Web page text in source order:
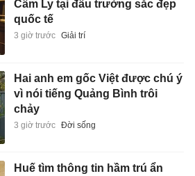
Cẩm Ly tại đấu trường sắc đẹp
quốc tế
3 giờ trước Giải trí
Hai anh em gốc Việt được chú ý
vì nói tiếng Quảng Bình trôi
chảy
3 giờ trước Đời sống
Huế tìm thông tin hầm trú ẩn